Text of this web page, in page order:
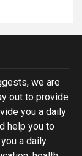
we are
out to provide
you a daily
help you to
a daily